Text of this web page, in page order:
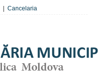
Cancelaria